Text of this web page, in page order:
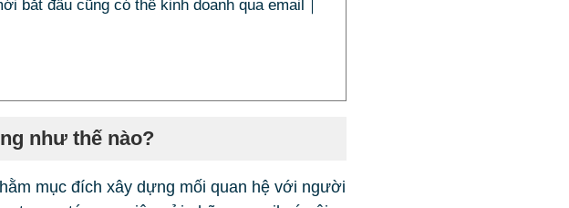
bắt đầu cũng có thể kinh doanh qua email｜
như thế nào?
mục đích xây dựng mối quan hệ với người